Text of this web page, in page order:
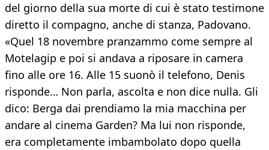
del giorno della sua morte di cui è stato testimone
diretto il compagno, anche di stanza, Padovano.
«Quel 18 novembre pranzammo come sempre al
Motelagip e poi si andava a riposare in camera
fino alle ore 16. Alle 15 suonò il telefono, Denis
risponde… Non parla, ascolta e non dice nulla. Gli
dico: Berga dai prendiamo la mia macchina per
andare al cinema Garden? Ma lui non risponde,
era completamente imbambolato dopo quella